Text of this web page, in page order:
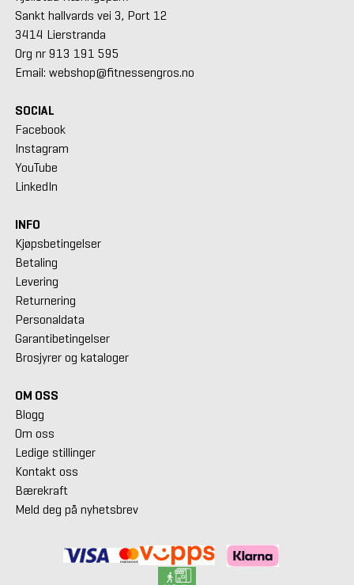
Sankt hallvards vei 3, Port 12
3414 Lierstranda
Org nr 913 191 595
Email: webshop@fitnessengros.no
SOCIAL
Facebook
Instagram
YouTube
LinkedIn
INFO
Kjøpsbetingelser
Betaling
Levering
Returnering
Personaldata
Garantibetingelser
Brosjyrer og kataloger
OM OSS
Blogg
Om oss
Ledige stillinger
Kontakt oss
Bærekraft
Meld deg på nyhetsbrev